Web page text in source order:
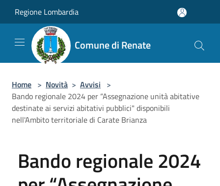
Regione Lombardia
Comune di Renate
Home > Novità > Avvisi >
Bando regionale 2024 per “Assegnazione unità abitative
destinate ai servizi abitativi pubblici" disponibili
nell'Ambito territoriale di Carate Brianza
Bando regionale 2024